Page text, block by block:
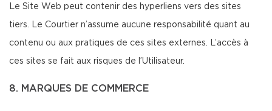
Le Site Web peut contenir des hyperliens vers des sites
tiers. Le Courtier n’assume aucune responsabilité quant au
contenu ou aux pratiques de ces sites externes. L’accès à
ces sites se fait aux risques de l’Utilisateur.
8. MARQUES DE COMMERCE